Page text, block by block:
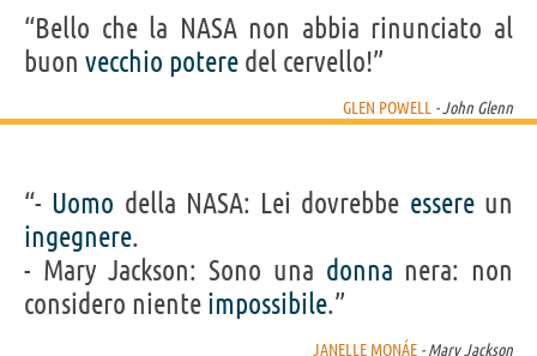
“Bello che la NASA non abbia rinunciato al
buon vecchio potere del cervello!”
GLEN POWELL - John Glenn
“- Uomo della NASA: Lei dovrebbe essereun
ingegnere.
- Mary Jackson: Sono una donna nera: non
considero niente impossibile.”
JANELLE MONÁE - Mary Jackson